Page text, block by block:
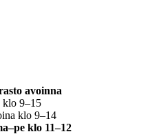
avoinna
klo 9–15
klo 9–14
klo 11–12